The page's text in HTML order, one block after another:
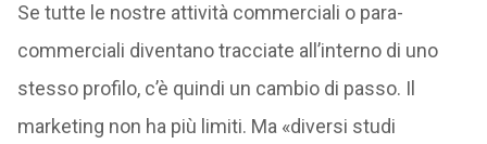
Se tutte le nostre attività commerciali o para-
commerciali diventano tracciate all’interno di uno
stesso profilo, c’è quindi un cambio di passo. Il
marketing non ha più limiti. Ma «diversi studi